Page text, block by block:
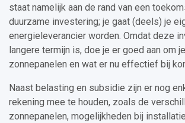
staat namelijk aan de rand van een
duurzame investering; je gaat (deels) je
energieleverancier worden. Omdat deze
langere termijn is, doe je er goed aan om
zonnepanelen en wat er nu effectief bij
Naast belasting en subsidie zijn er nog
rekening mee te houden, zoals de
zonnepanelen, mogelijkheden bij